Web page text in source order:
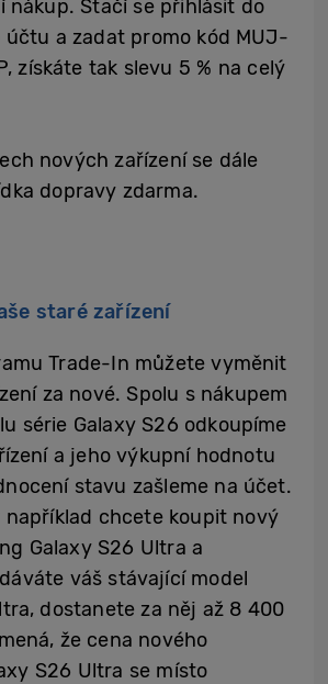
nákup. Stačí se přihlásit do
účtu a zadat promo kód MUJ-
získáte tak slevu 5 % na celý
nových zařízení se dále
dopravy zdarma.
staré zařízení
Trade-In můžete vyměnit
za nové. Spolu s nákupem
série Galaxy S26 odkoupíme
a jeho výkupní hodnotu
stavu zašleme na účet.
například chcete koupit nový
Galaxy S26 Ultra a
váš stávající model
dostanete za něj až 8 400
že cena nového
S26 Ultra se místo